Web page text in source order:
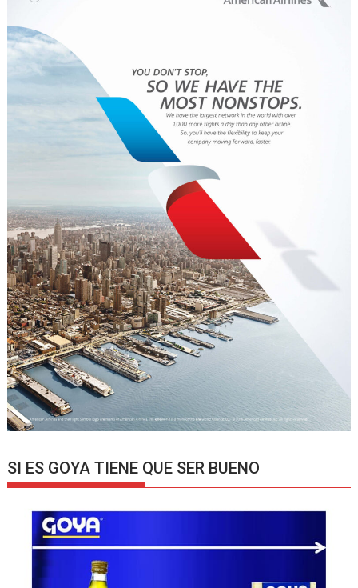
SI ES GOYA TIENE QUE SER BUENO